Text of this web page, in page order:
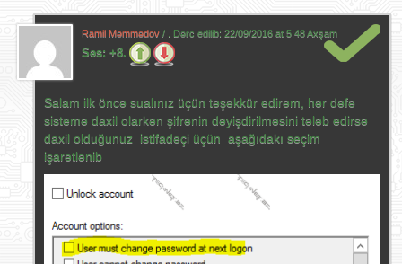
Ramil Məmmədov / . Dərc edilib: 22/09/2016 at 5:48 Axşam
Səs: +8.
Salam ilk öncə sualınız üçün təşəkkür edirəm, hər dəfə
sistemə daxil olarkən şifrənin dəyişdirilməsini tələb edirsə
daxil olduğunuz istifadəçi üçün aşağıdakı seçim
işarətlənib